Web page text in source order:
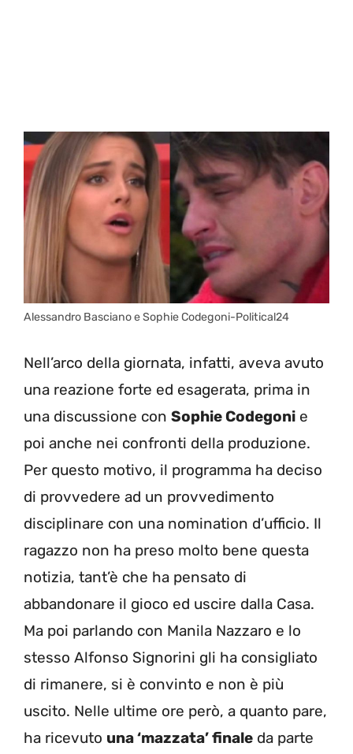
Alessandro Basciano e Sophie Codegoni-Political24
Nell’arco della giornata, infatti, aveva avuto
una reazione forte ed esagerata, prima in
una discussione con Sophie Codegoni e
poi anche nei confronti della produzione.
Per questo motivo, il programma ha deciso
di provvedere ad un provvedimento
disciplinare con una nomination d’ufficio. Il
ragazzo non ha preso molto bene questa
notizia, tant’è che ha pensato di
abbandonare il gioco ed uscire dalla Casa.
Ma poi parlando con Manila Nazzaro e lo
stesso Alfonso Signorini gli ha consigliato
di rimanere, si è convinto e non è più
uscito. Nelle ultime ore però, a quanto pare,
ha ricevuto una ‘mazzata’ finale da parte